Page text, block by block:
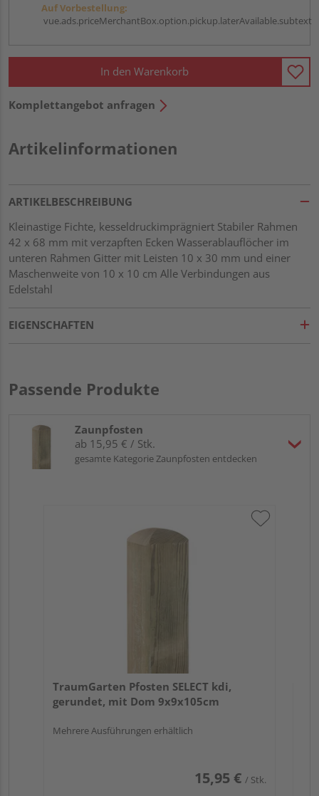
Auf Vorbestellung:
vue.ads.priceMerchantBox.option.pickup.laterAvailable.subtext
In den Warenkorb
Komplettangebot anfragen
Artikelinformationen
ARTIKELBESCHREIBUNG
Kleinastige Fichte, kesseldruckimprägniert Stabiler Rahmen
42 x 68 mm mit verzapften Ecken Wasserablauflöcher im
unteren Rahmen Gitter mit Leisten 10 x 30 mm und einer
Maschenweite von 10 x 10 cm Alle Verbindungen aus
Edelstahl
EIGENSCHAFTEN
Passende Produkte
Zaunpfosten
ab 15,95 € / Stk.
gesamte Kategorie Zaunpfosten entdecken
TraumGarten Pfosten SELECT kdi,
gerundet, mit Dom 9x9x105cm
Mehrere Ausführungen erhältlich
15,95 € / Stk.